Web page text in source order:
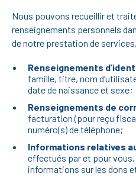
Nous pouvons recueillir et
renseignements personnels
de notre prestation de
Renseignements
famille, titre, nom
date de naissance et sexe;
Renseignements de
facturation (pour reçu
numéro(s) de téléphone;
Informations relatives
effectués par et pour vous,
informations sur les dons